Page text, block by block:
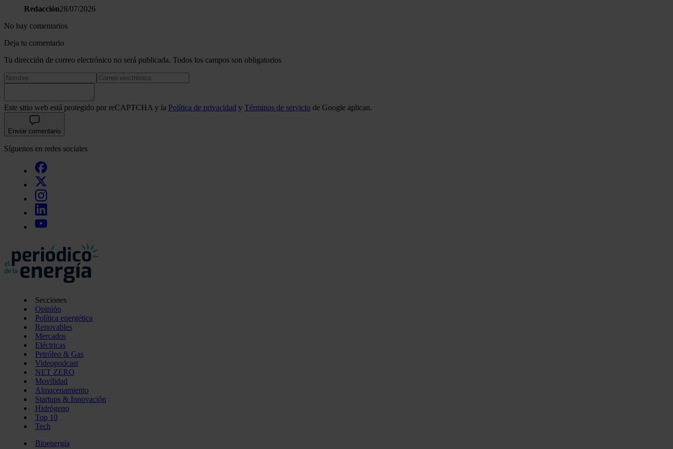
Redacción28/07/2026
No hay comentarios
Deja tu comentario
Tu dirección de correo electrónico no será publicada. Todos los campos son obligatorios
Este sitio web está protegido por reCAPTCHA y la Política de privacidad y Términos de servicio de Google aplican.
Enviar comentario
Síguenos en redes sociales
Secciones
Opinión
Política energética
Renovables
Mercados
Eléctricas
Petróleo & Gas
Videopodcast
NET ZERO
Movilidad
Almacenamiento
Startups & Innovación
Hidrógeno
Top 10
Tech
Bioenergía